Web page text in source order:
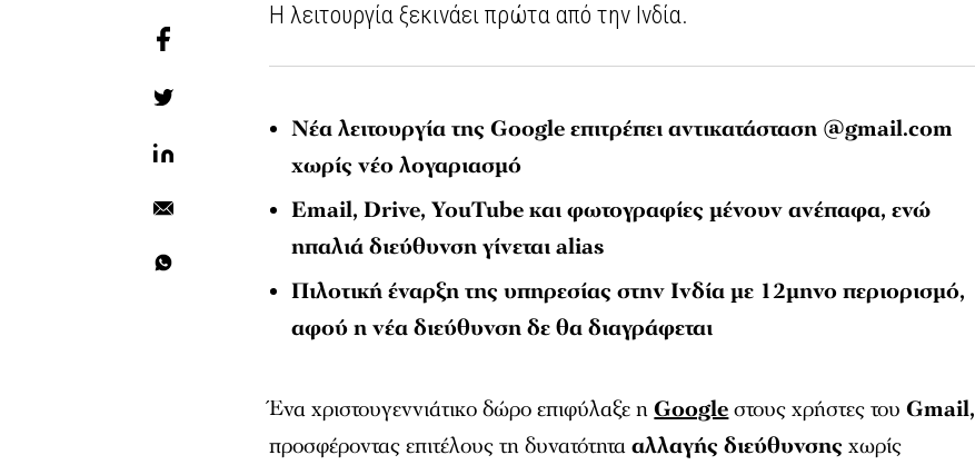
Η λειτουργία ξεκινάει πρώτα από την Ινδία.
Νέα λειτουργία της Google επιτρέπει αντικατάσταση @gmail.com
χωρίς νέο λογαριασμό
Email, Drive, YouTube και φωτογραφίες μένουν ανέπαφα, ενώ
ηπαλιά διεύθυνση γίνεται alias
Πιλοτική έναρξη της υπηρεσίας στην Ινδία με 12μηνο περιορισμό,
αφού η νέα διεύθυνση δε θα διαγράφεται
Ένα χριστουγεννιάτικο δώρο επιφύλαξε ηGoogleστους χρήστες τουGmail,
προσφέροντας επιτέλους τη δυνατότητααλλαγής διεύθυνσης χωρίς